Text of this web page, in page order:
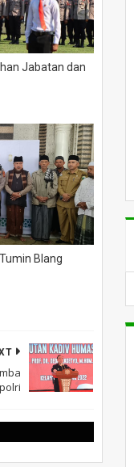
Jabatan dan
Blang